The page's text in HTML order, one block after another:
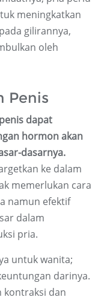
meningkatkan
gilirannya,
oleh
Penis
dapat
hormon akan
dasarnya.
ke dalam
memerlukan cara
namun efektif
dalam
pria.
untuk wanita;
darinya.
kontraksi dan